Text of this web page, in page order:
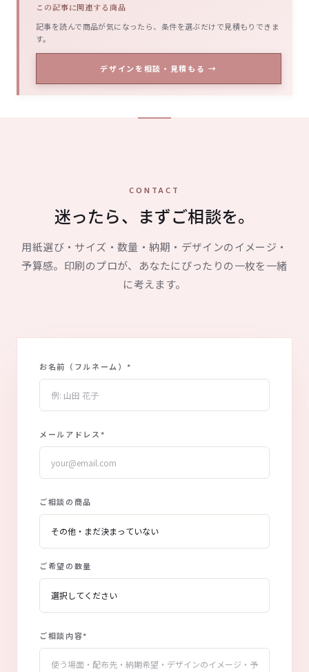
この記事に関連する商品
記事を読んで商品が気になったら、条件を選ぶだけで見積もりできま
す。
デザインを相談・見積もる →
CONTACT
迷ったら、まずご相談を。
用紙選び・サイズ・数量・納期・デザインのイメージ・
予算感。印刷のプロが、あなたにぴったりの一枚を一緒
に考えます。
お名前（フルネーム） *
メールアドレス*
ご相談の商品
ご希望の数量
ご相談内容*